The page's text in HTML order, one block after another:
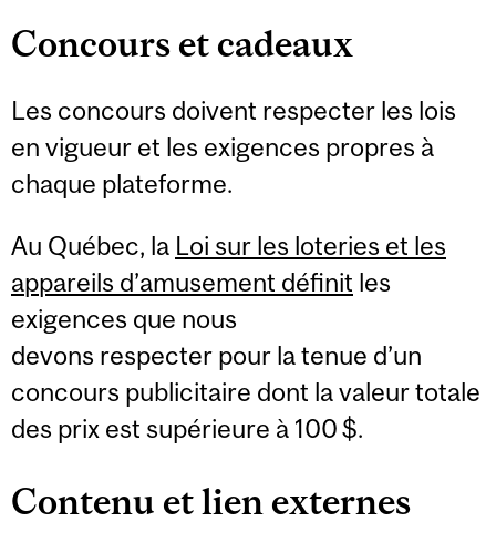
Concours et cadeaux
Les concours doivent respecter les lois
en vigueur et les exigences propres à
chaque plateforme.
Au Québec, la Loi sur les loteries et les
appareils d’amusement définit les
exigences que nous
devons respecter pour la tenue d’un
concours publicitaire dont la valeur totale
des prix est supérieure à 100 $.
Contenu et lien externes